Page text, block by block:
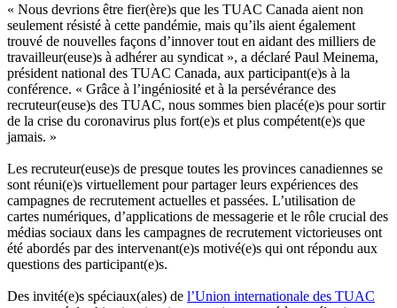
« Nous devrions être fier(ère)s que les TUAC Canada aient non
seulement résisté à cette pandémie, mais qu’ils aient également
trouvé de nouvelles façons d’innover tout en aidant des milliers de
travailleur(euse)s à adhérer au syndicat », a déclaré Paul Meinema,
président national des TUAC Canada, aux participant(e)s à la
conférence. « Grâce à l’ingéniosité et à la persévérance des
recruteur(euse)s des TUAC, nous sommes bien placé(e)s pour sortir
de la crise du coronavirus plus fort(e)s et plus compétent(e)s que
jamais. »
Les recruteur(euse)s de presque toutes les provinces canadiennes se
sont réuni(e)s virtuellement pour partager leurs expériences des
campagnes de recrutement actuelles et passées. L’utilisation de
cartes numériques, d’applications de messagerie et le rôle crucial des
médias sociaux dans les campagnes de recrutement victorieuses ont
été abordés par des intervenant(e)s motivé(e)s qui ont répondu aux
questions des participant(e)s.
Des invité(e)s spéciaux(ales) de l’Union internationale des TUAC